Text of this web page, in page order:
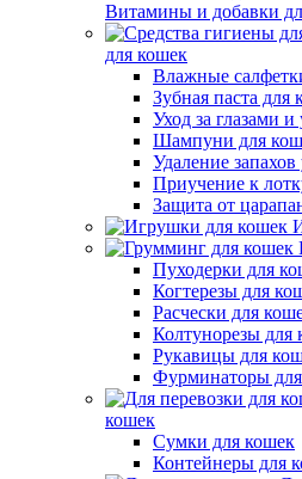
Витамины и добавки
для кошек
Влажные
Зубная паста для
Уход за глазами
Шампуни для
Удаление
Приучение к
Защита от
Пуходерки для
Когтерезы для
Расчески для
Колтунорезы для
Рукавицы для
Фурминаторы
кошек
Сумки для кошек
Контейнеры для